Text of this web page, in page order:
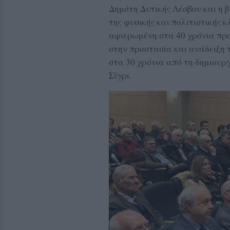
Δημότη Δυτικής Λέσβου και η
της φυσικής και
αφιερωμένη στα 40 χρόνια
στην προστασία και
στα 30 χρόνια από τη
Σίγρι.